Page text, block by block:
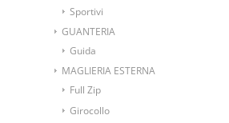
Sportivi
GUANTERIA
Guida
MAGLIERIA ESTERNA
Full Zip
Girocollo